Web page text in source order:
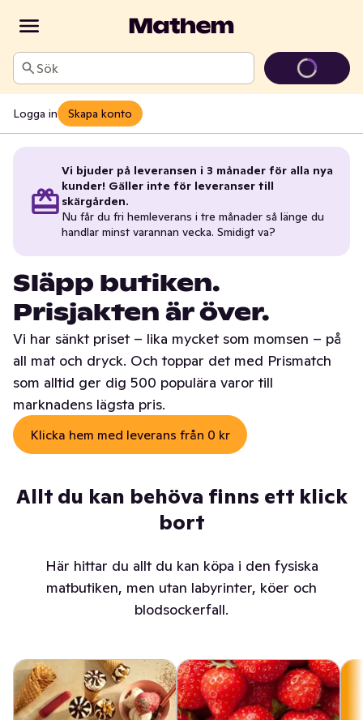
Sök
Logga in Skapa konto
Vi bjuder på leveransen i 3 månader för alla nya
kunder! Gäller inte för leveranser till
skärgården.
Nu får du fri hemleverans i tre månader så länge du
handlar minst varannan vecka. Smidigt va?
Släpp butiken.
Prisjakten är över.
Vi har sänkt priset – lika mycket som momsen – på
all mat och dryck. Och toppar det med Prismatch
som alltid ger dig 500 populära varor till
marknadens lägsta pris.
Klicka hem med leverans från 0 kr
Allt du kan behöva finns ett klick
bort
Här hittar du allt du kan köpa i den fysiska
matbutiken, men utan labyrinter, köer och
blodsockerfall.